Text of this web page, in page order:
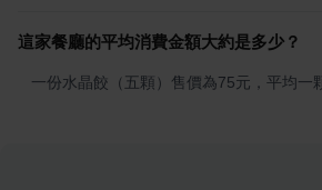
這家餐廳的平均消費金額大約是多少？
一份水晶餃（五顆）售價為75元，平均一